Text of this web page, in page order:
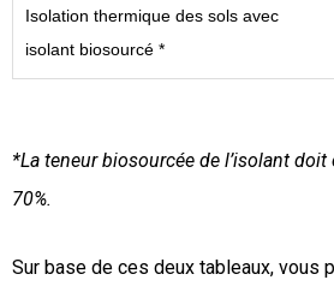
Isolation thermique des sols avec
isolant biosourcé *
*La teneur biosourcée de l’isolant
70%.
Sur base de ces deux tableaux, vous